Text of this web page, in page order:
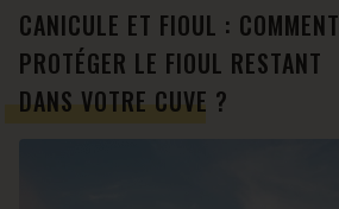
CANICULE ET FIOUL : COMMENT
PROTÉGER LE FIOUL RESTANT
DANS VOTRE CUVE ?